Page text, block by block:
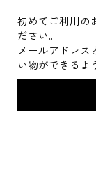
初めてご利用の
ださい。
メールアドレス
い物ができるよ